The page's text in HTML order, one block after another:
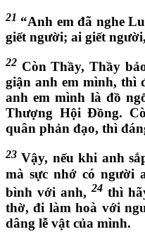
21 “Anh em đã nghe
giết người; ai giết
22 Còn Thầy, Thầy
giận anh em mình, thì
anh em mình là đồ
Thượng Hội Đồng.
quân phản đạo, thì
23 Vậy, nếu khi anh
mà sực nhớ có người
bình với anh,24 thì
thờ, đi làm hoà với
dâng lễ vật của mình.